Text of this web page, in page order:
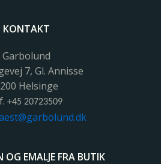
KONTAKT
Garbolund
7, Gl. Annisse
Helsinge
+45 20723509
OG EMALJE FRA BUTIK